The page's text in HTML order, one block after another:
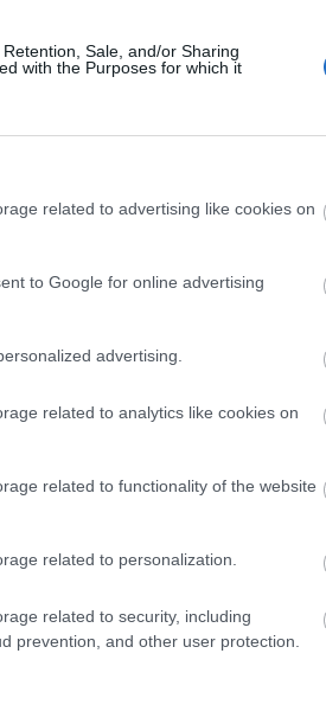
Sale, and/or Sharing
with the Purposes for which it
related to advertising like cookies on
to Google for online advertising
advertising.
related to analytics like cookies on
related to functionality of the website
related to personalization.
related to security, including
prevention, and other user protection.
10:43
10:27